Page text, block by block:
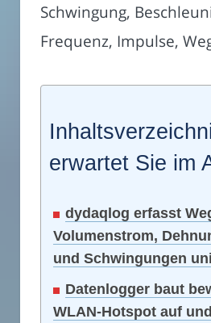
Schwingung,
Frequenz, Impulse,
erwartet Sie im
dydaqlog erfasst
Volumenstrom,
und Schwingungen
Datenlogger baut
WLAN-Hotspot auf